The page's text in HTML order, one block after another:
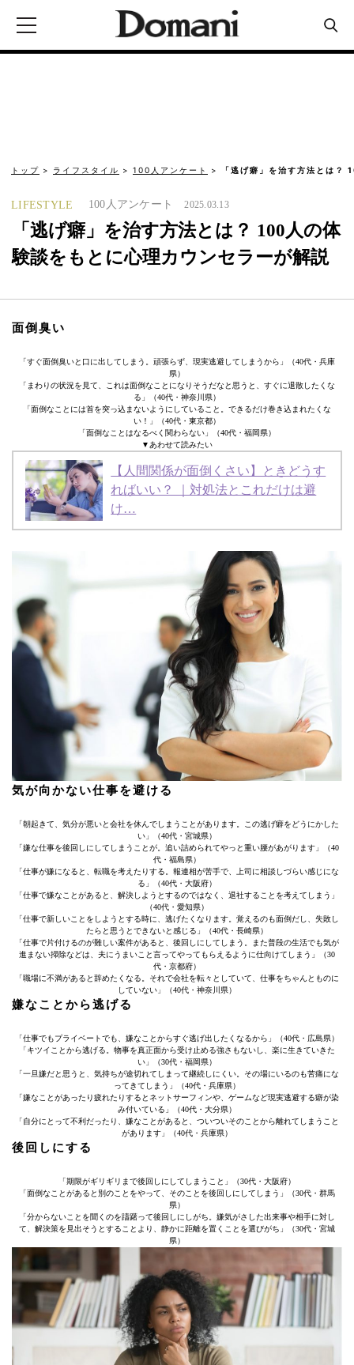
トップ ライフスタイル 100人アンケート 「逃げ癖」を治す方法とは
LIFESTYLE 100人アンケート 2025.03.13
「逃げ癖」を治す方法とは？ 100人の体
験談をもとに心理カウンセラーが解説
面倒臭い
「すぐ面倒臭いと口に出してしまう。頑張らず、現実逃避してしまうから」（40代・兵庫
県）
「まわりの状況を見て、これは面倒なことになりそうだなと思うと、すぐに退散したくな
る」（40代・神奈川県）
「面倒なことには首を突っ込まないようにしていること。できるだけ巻き込まれたくな
い！」（40代・東京都）
「面倒なことはなるべく関わらない」（40代・福岡県）
▼あわせて読みたい
【人間関係が面倒くさい】ときどうす
ればいい？ ｜対処法とこれだけは避
け…
気が向かない仕事を避ける
「朝起きて、気分が悪いと会社を休んでしまうことがあります。この逃げ癖をどうにかした
い」（40代・宮城県）
「嫌な仕事を後回しにしてしまうことが。追い詰められてやっと重い腰があがります」（40
代・福島県）
「仕事が嫌になると、転職を考えたりする。報連相が苦手で、上司に相談しづらい感じにな
る」（40代・大阪府）
「仕事で嫌なことがあると、解決しようとするのではなく、退社することを考えてしまう」
（40代・愛知県）
「仕事で新しいことをしようとする時に、逃げたくなります。覚えるのも面倒だし、失敗し
たらと思うとできないと感じる」（40代・長崎県）
「仕事で片付けるのが難しい案件があると、後回しにしてしまう。また普段の生活でも気が
進まない掃除などは、夫にうまいこと言ってやってもらえるように仕向けてしまう」（30
代・京都府）
「職場に不満があると辞めたくなる。それで会社を転々としていて、仕事をちゃんとものに
していない」（40代・神奈川県）
嫌なことから逃げる
「仕事でもプライベートでも、嫌なことからすぐ逃げ出したくなるから」（40代・広島県）
「キツイことから逃げる。物事を真正面から受け止める強さもないし、楽に生きていきた
い」（30代・福岡県）
「一旦嫌だと思うと、気持ちが途切れてしまって継続しにくい。その場にいるのも苦痛にな
ってきてしまう」（40代・兵庫県）
「嫌なことがあったり疲れたりするとネットサーフィンや、ゲームなど現実逃避する癖が染
み付いている」（40代・大分県）
「自分にとって不利だったり、嫌なことがあると、ついついそのことから離れてしまうこと
があります」（40代・兵庫県）
後回しにする
「期限がギリギリまで後回しにしてしまうこと」（30代・大阪府）
「面倒なことがあると別のことをやって、そのことを後回しにしてしまう」（30代・群馬
県）
「分からないことを聞くのを躊躇って後回しにしがち。嫌気がさした出来事や相手に対し
て、解決策を見出そうとすることより、静かに距離を置くことを選びがち」（30代・宮城
県）